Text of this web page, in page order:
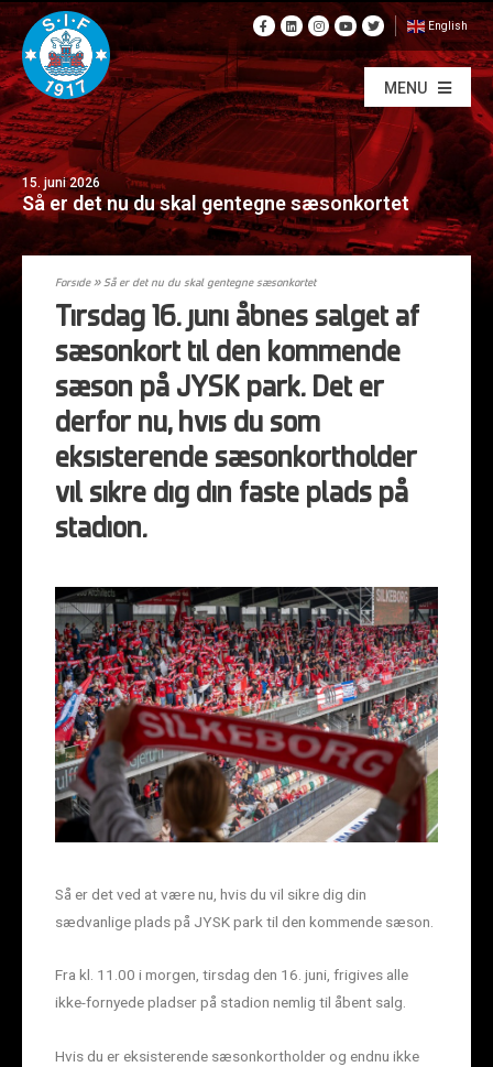
English
MENU
15. juni 2026
Så er det nu du skal gentegne sæsonkortet
Forside»Så er det nu du skal gentegne sæsonkortet
Tirsdag 16. juni åbnes salget af
sæsonkort til den kommende
sæson på JYSK park. Det er
derfor nu, hvis du som
eksisterende sæsonkortholder
vil sikre dig din faste plads på
stadion.
Så er det ved at være nu, hvis du vil sikre dig din
sædvanlige plads på JYSK park til den kommende sæson.
Fra kl. 11.00 i morgen, tirsdag den 16. juni, frigives alle
ikke-fornyede pladser på stadion nemlig til åbent salg.
Hvis du er eksisterende sæsonkortholder og endnu ikke